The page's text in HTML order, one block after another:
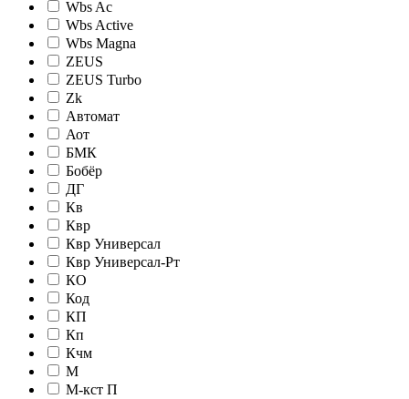
Wbs Ac
Wbs Active
Wbs Magna
ZEUS
ZEUS Turbo
Zk
Автомат
Аот
БМК
Бобёр
ДГ
Кв
Квр
Квр Универсал
Квр Универсал-Рт
КО
Код
КП
Кп
Кчм
М
М-кст П